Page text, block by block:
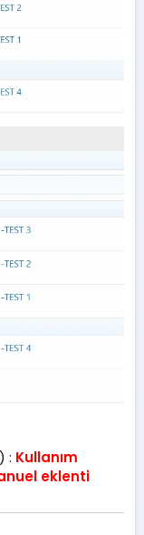
: Kullanım
eklenti